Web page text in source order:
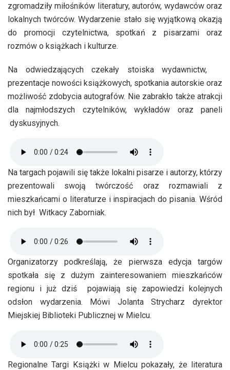
zgromadziły miłośników literatury, autorów, wydawców oraz
lokalnych twórców. Wydarzenie stało się wyjątkową okazją
do promocji czytelnictwa, spotkań z pisarzami oraz
rozmów o książkach i kulturze.
Na odwiedzających czekały stoiska wydawnictw,
prezentacje nowości książkowych, spotkania autorskie oraz
możliwość zdobycia autografów. Nie zabrakło także atrakcji
dla najmłodszych czytelników, wykładów oraz paneli
dyskusyjnych.
Na targach pojawili się także lokalni pisarze i autorzy, którzy
prezentowali swoją twórczość oraz rozmawiali z
mieszkańcami o literaturze i inspiracjach do pisania. Wśród
nich był Witkacy Zaborniak.
Organizatorzy podkreślają, że pierwsza edycja targów
spotkała się z dużym zainteresowaniem mieszkańców
regionu i już dziś pojawiają się zapowiedzi kolejnych
odsłon wydarzenia. Mówi Jolanta Strycharz dyrektor
Miejskiej Biblioteki Publicznej w Mielcu.
Regionalne Targi Książki w Mielcu pokazały, że literatura